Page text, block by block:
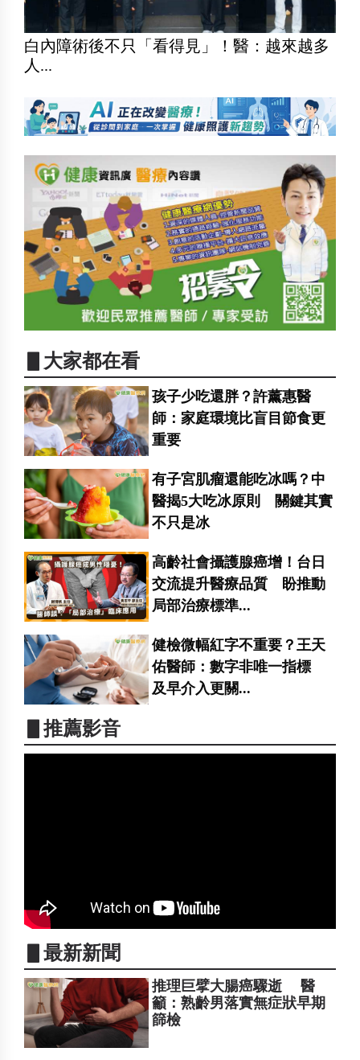
白內障術後不只「看得見」！醫：越來越多
人...
▋大家都在看
孩子少吃還胖？許薰惠醫
師：家庭環境比盲目節食更
重要
有子宮肌瘤還能吃冰嗎？中
醫揭5大吃冰原則 關鍵其實
不只是冰
高齡社會攝護腺癌增！台日
交流提升醫療品質 盼推動
局部治療標準...
健檢微幅紅字不重要？王天
佑醫師：數字非唯一指標
及早介入更關...
▋推薦影音
▋最新新聞
推理巨擘大腸癌驟逝 醫
籲：熟齡男落實無症狀早期
篩檢